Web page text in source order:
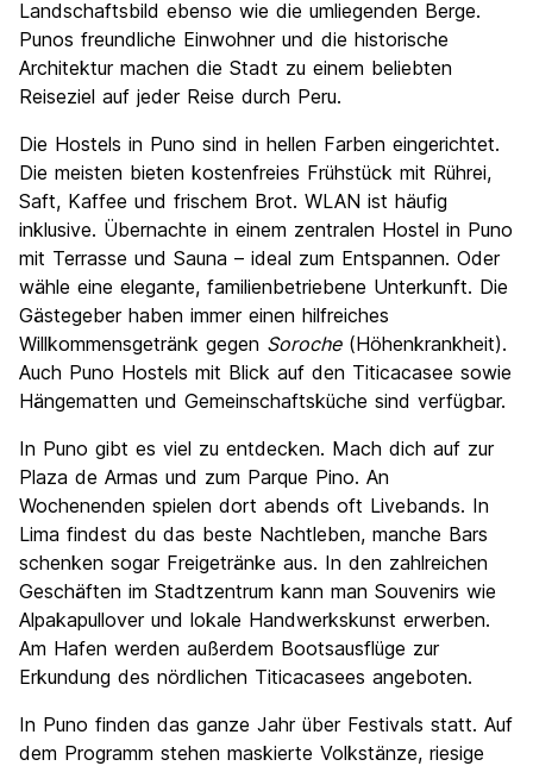
Landschaftsbild ebenso wie die umliegenden Berge.
Punos freundliche Einwohner und die historische
Architektur machen die Stadt zu einem beliebten
Reiseziel auf jeder Reise durch Peru.
Die Hostels in Puno sind in hellen Farben eingerichtet.
Die meisten bieten kostenfreies Frühstück mit Rührei,
Saft, Kaffee und frischem Brot. WLAN ist häufig
inklusive. Übernachte in einem zentralen Hostel in Puno
mit Terrasse und Sauna – ideal zum Entspannen. Oder
wähle eine elegante, familienbetriebene Unterkunft. Die
Gästegeber haben immer einen hilfreiches
Willkommensgetränk gegen Soroche(Höhenkrankheit).
Auch Puno Hostels mit Blick auf den Titicacasee sowie
Hängematten und Gemeinschaftsküche sind verfügbar.
In Puno gibt es viel zu entdecken. Mach dich auf zur
Plaza de Armas und zum Parque Pino. An
Wochenenden spielen dort abends oft Livebands. In
Lima findest du das beste Nachtleben, manche Bars
schenken sogar Freigetränke aus. In den zahlreichen
Geschäften im Stadtzentrum kann man Souvenirs wie
Alpakapullover und lokale Handwerkskunst erwerben.
Am Hafen werden außerdem Bootsausflüge zur
Erkundung des nördlichen Titicacasees angeboten.
In Puno finden das ganze Jahr über Festivals statt. Auf
dem Programm stehen maskierte Volkstänze, riesige